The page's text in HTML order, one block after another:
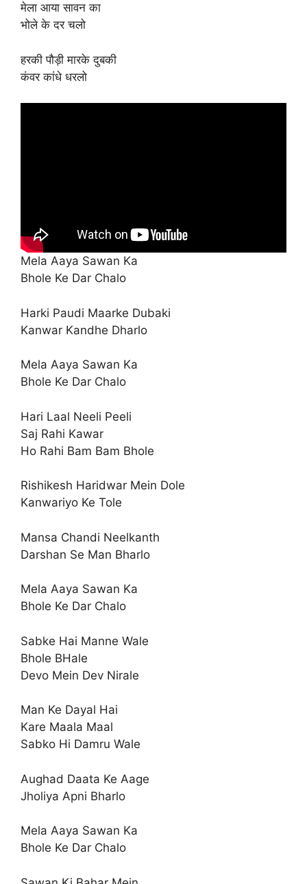
मेला आया सावन का
भोले के दर चलो
हरकी पौड़ी मारके दुबकी
कंवर कांधे धरलो
Mela Aaya Sawan Ka
Bhole Ke Dar Chalo
Harki Paudi Maarke Dubaki
Kanwar Kandhe Dharlo
Mela Aaya Sawan Ka
Bhole Ke Dar Chalo
Hari Laal Neeli Peeli
Saj Rahi Kawar
Ho Rahi Bam Bam Bhole
Rishikesh Haridwar Mein Dole
Kanwariyo Ke Tole
Mansa Chandi Neelkanth
Darshan Se Man Bharlo
Mela Aaya Sawan Ka
Bhole Ke Dar Chalo
Sabke Hai Manne Wale
Bhole BHale
Devo Mein Dev Nirale
Man Ke Dayal Hai
Kare Maala Maal
Sabko Hi Damru Wale
Aughad Daata Ke Aage
Jholiya Apni Bharlo
Mela Aaya Sawan Ka
Bhole Ke Dar Chalo